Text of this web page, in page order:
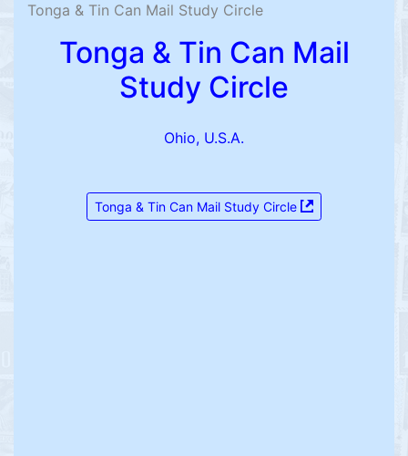
Tonga & Tin Can Mail Study Circle
Tonga & Tin Can Mail
Study Circle
Ohio, U.S.A.
Tonga & Tin Can Mail Study Circle